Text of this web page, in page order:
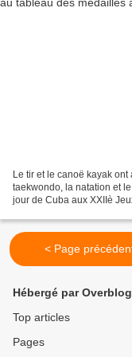
Le tir et le canoë kayak
taekwondo, la natation et
jour de Cuba aux XXIIè
< Page
Hébergé par Overblog
Top articles
Pages